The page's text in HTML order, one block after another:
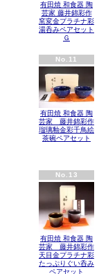
有田焼 和食器 陶
芸家 藤井錦彩作
窯変金プラチナ彩
湯呑みペアセット
Ｇ
No.11
有田焼 和食器 陶
芸家 藤井錦彩作
瑠璃釉金彩千鳥絵
茶碗ペアセット
No.13
有田焼 和食器 陶
芸家 藤井錦彩作
天目金プラチナ彩
たっぷりぐい呑み
ペアセット